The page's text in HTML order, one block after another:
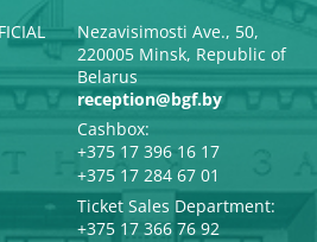
Nezavisimosti Ave., 50,
220005 Minsk, Republic of
Belarus
reception@bgf.by
Cashbox:
+375 17 396 16 17
+375 17 284 67 01
Ticket Sales Department:
+375 17 366 76 92